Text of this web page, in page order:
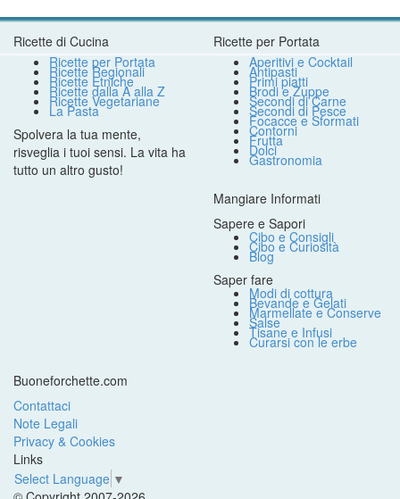
Ricette di Cucina
Ricette per Portata
Ricette Regionali
Ricette Etniche
Ricette dalla A alla Z
Ricette Vegetariane
La Pasta
Spolvera la tua mente,
risveglia i tuoi sensi. La vita ha
tutto un altro gusto!
Ricette per Portata
Aperitivi e Cocktail
Antipasti
Primi piatti
Brodi e Zuppe
Secondi di Carne
Secondi di Pesce
Focacce e Sformati
Contorni
Frutta
Dolci
Gastronomia
Mangiare Informati
Sapere e Sapori
Cibo e Consigli
Cibo e Curiosità
Blog
Saper fare
Modi di cottura
Bevande e Gelati
Marmellate e Conserve
Salse
Tisane e Infusi
Curarsi con le erbe
Buoneforchette.com
Contattaci
Note Legali
Privacy & Cookies
Links
Select Language ▼